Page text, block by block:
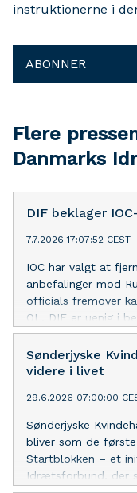
instruktionerne i
ABONNER
Flere
Danmarks
DIF beklager
7.7.2026 17:07:52 CEST |
IOC har valgt at
anbefalinger mod
officials fremover
OL. DIF er uenig i
Sønderjyske
videre i livet
29.6.2026 07:00:00
Sønderjyske
bliver som de
Startblokken – et
Idrætsforbund, der